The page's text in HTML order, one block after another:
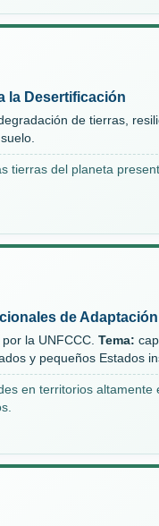
la Desertificación
de tierras,
tierras del planeta
de Adaptación
la UNFCCC. Tema:
y pequeños Estados
en territorios altamente